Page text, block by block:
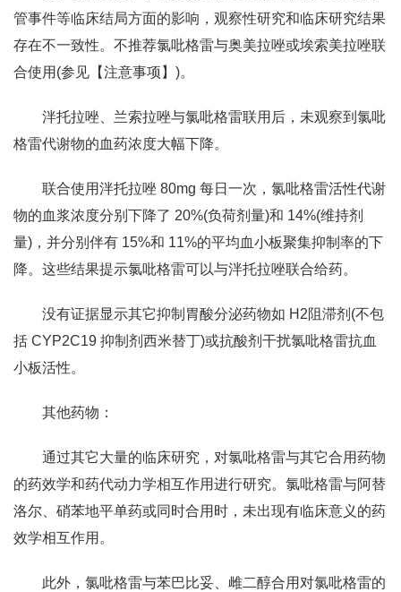
管事件等临床结局方面的影响，观察性研究和临床研究结果
存在不一致性。不推荐氯吡格雷与奥美拉唑或埃索美拉唑联
合使用(参见【注意事项】)。
泮托拉唑、兰索拉唑与氯吡格雷联用后，未观察到氯吡
格雷代谢物的血药浓度大幅下降。
联合使用泮托拉唑 80mg 每日一次，氯吡格雷活性代谢
物的血浆浓度分别下降了 20%(负荷剂量)和 14%(维持剂
量)，并分别伴有 15%和 11%的平均血小板聚集抑制率的下
降。这些结果提示氯吡格雷可以与泮托拉唑联合给药。
没有证据显示其它抑制胃酸分泌药物如 H2阻滞剂(不包
括 CYP2C19 抑制剂西米替丁)或抗酸剂干扰氯吡格雷抗血
小板活性。
其他药物：
通过其它大量的临床研究，对氯吡格雷与其它合用药物
的药效学和药代动力学相互作用进行研究。氯吡格雷与阿替
洛尔、硝苯地平单药或同时合用时，未出现有临床意义的药
效学相互作用。
此外，氯吡格雷与苯巴比妥、雌二醇合用对氯吡格雷的